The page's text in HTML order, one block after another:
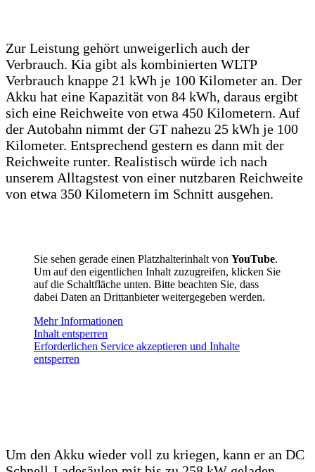
Zur Leistung gehört unweigerlich auch der
Verbrauch. Kia gibt als kombinierten WLTP
Verbrauch knappe 21 kWh je 100 Kilometer an. Der
Akku hat eine Kapazität von 84 kWh, daraus ergibt
sich eine Reichweite von etwa 450 Kilometern. Auf
der Autobahn nimmt der GT nahezu 25 kWh je 100
Kilometer. Entsprechend gestern es dann mit der
Reichweite runter. Realistisch würde ich nach
unserem Alltagstest von einer nutzbaren Reichweite
von etwa 350 Kilometern im Schnitt ausgehen.
Sie sehen gerade einen Platzhalterinhalt von YouTube.
Um auf den eigentlichen Inhalt zuzugreifen, klicken Sie
auf die Schaltfläche unten. Bitte beachten Sie, dass
dabei Daten an Drittanbieter weitergegeben werden.
Mehr Informationen
Inhalt entsperren
Erforderlichen Service akzeptieren und Inhalte
entsperren
Um den Akku wieder voll zu kriegen, kann er an DC